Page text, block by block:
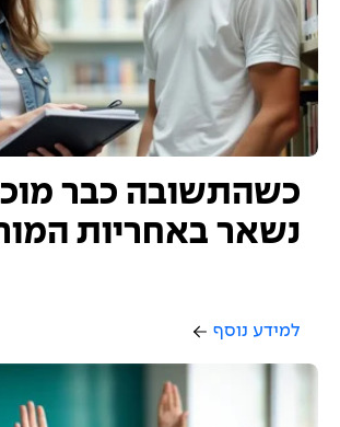
כשהתשובה כבר
נשאר באחריות
למידע נוסף